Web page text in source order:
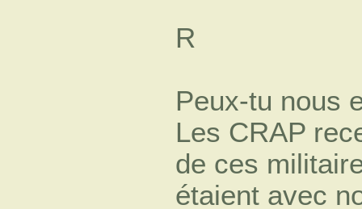
R
Peux-tu nous
Les CRAP
de ces
étaient avec